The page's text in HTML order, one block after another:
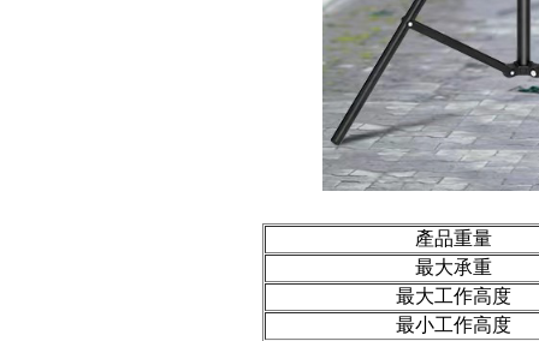
產品重量
最大承重
最大工作高度
最小工作高度